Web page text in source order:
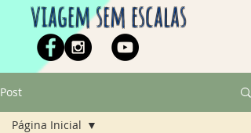
viagem sem escalas
Post
Página Inicial